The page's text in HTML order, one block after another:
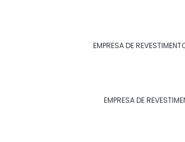
EMPRESA DE
EMPRESA DE